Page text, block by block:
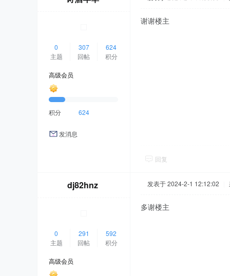
0
主题
307
回帖
624
积分
高级会员
积分 624
发消息
谢谢楼主
回复
dj82hnz
0
主题
291
回帖
592
积分
高级会员
发表于 2024-2-1 12:12:02
多谢楼主